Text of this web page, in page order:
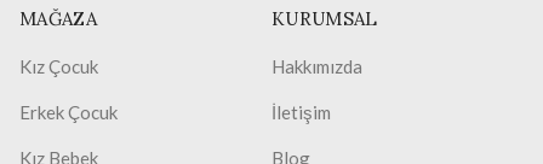
MAĞAZA
Kız Çocuk
Erkek Çocuk
Kız Bebek
KURUMSAL
Hakkımızda
İletişim
Blog